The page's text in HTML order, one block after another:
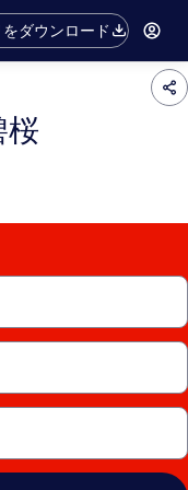
ダウンロード
桜